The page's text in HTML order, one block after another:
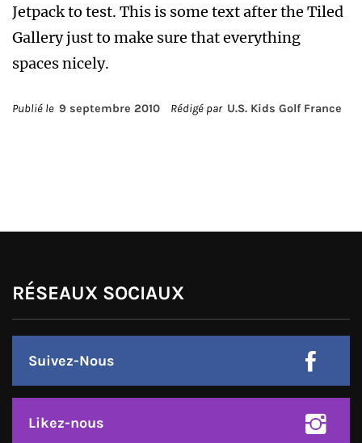
Jetpack to test. This is some text after the Tiled
Gallery just to make sure that everything
spaces nicely.
Publié le 9 septembre 2010 Rédigé par U.S. Kids Golf France
RÉSEAUX SOCIAUX
Suivez-Nous
Likez-nous